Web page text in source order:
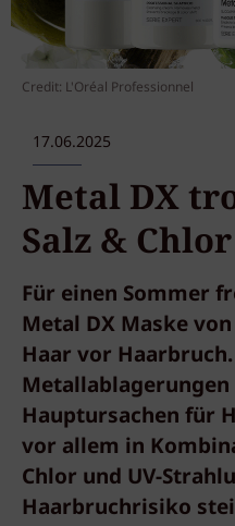
Credit: L'Oréal Professionnel
17.06.2025
Metal DX
Salz & Chlor
Für einen Sommer
Metal DX Maske
Haar vor
Hauptursachen für
vor allem in
Chlor und UV-
Haarbruchrisiko